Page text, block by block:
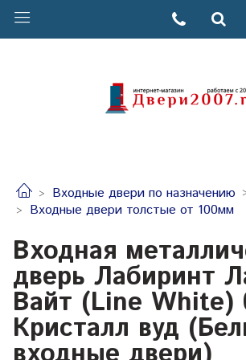
Входные двери по назначению
Входные двери толстые от 100мм
Входная
дверь Лабиринт
Вайт (Line White)
Кристалл вуд